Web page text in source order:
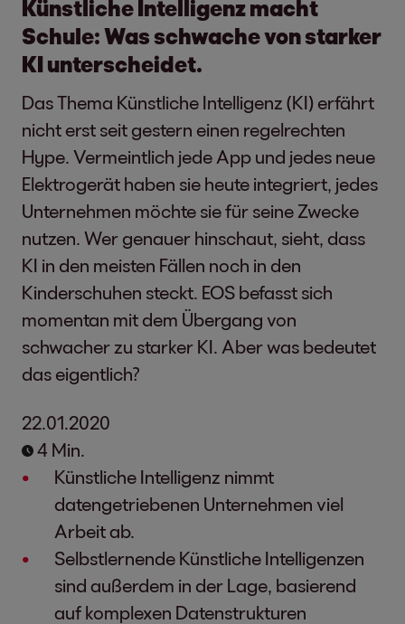
Künstliche Intelligenz macht
Schule: Was schwache von starker
KI unterscheidet.
Das Thema Künstliche Intelligenz (KI) erfährt
nicht erst seit gestern einen regelrechten
Hype. Vermeintlich jede App und jedes neue
Elektrogerät haben sie heute integriert, jedes
Unternehmen möchte sie für seine Zwecke
nutzen. Wer genauer hinschaut, sieht, dass
KI in den meisten Fällen noch in den
Kinderschuhen steckt. EOS befasst sich
momentan mit dem Übergang von
schwacher zu starker KI. Aber was bedeutet
das eigentlich?
22.01.2020
4 Min.
Künstliche Intelligenz nimmt
datengetriebenen Unternehmen viel
Arbeit ab.
Selbstlernende Künstliche Intelligenzen
sind außerdem in der Lage, basierend
auf komplexen Datenstrukturen